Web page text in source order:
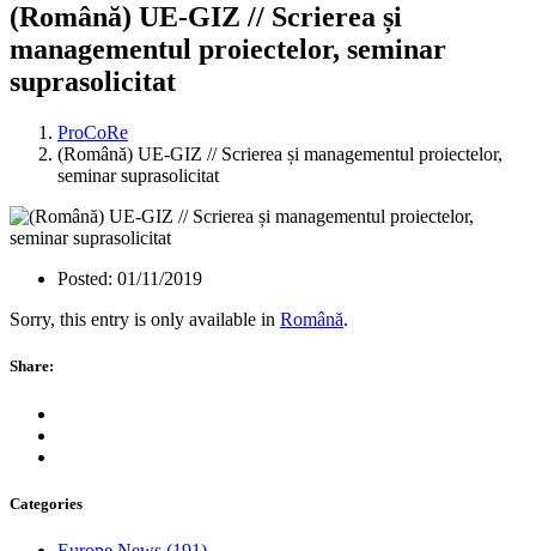
(Română) UE-GIZ // Scrierea și
managementul proiectelor, seminar
suprasolicitat
ProCoRe
(Română) UE-GIZ // Scrierea și managementul proiectelor,
seminar suprasolicitat
Posted: 01/11/2019
Sorry, this entry is only available in Română.
Share:
Categories